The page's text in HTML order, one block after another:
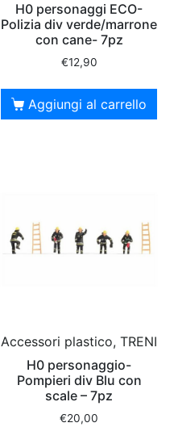
H0 personaggi ECO-
Polizia div verde/marrone
con cane- 7pz
€12,90
Aggiungi al carrello
Accessori plastico, TRENI
H0 personaggio-
Pompieri div Blu con
scale – 7pz
€20,00